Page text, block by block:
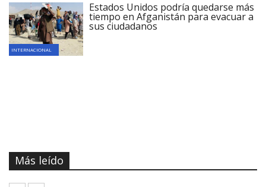
INTERNACIONAL
Estados Unidos podría quedarse más
tiempo en Afganistán para evacuar a
sus ciudadanos
Más leído